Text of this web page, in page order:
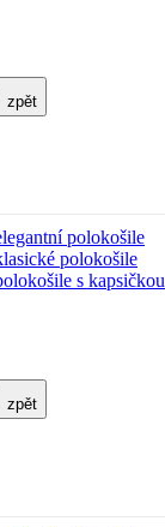
zpět
polokošile
polokošile
s kapsičkou
zpět